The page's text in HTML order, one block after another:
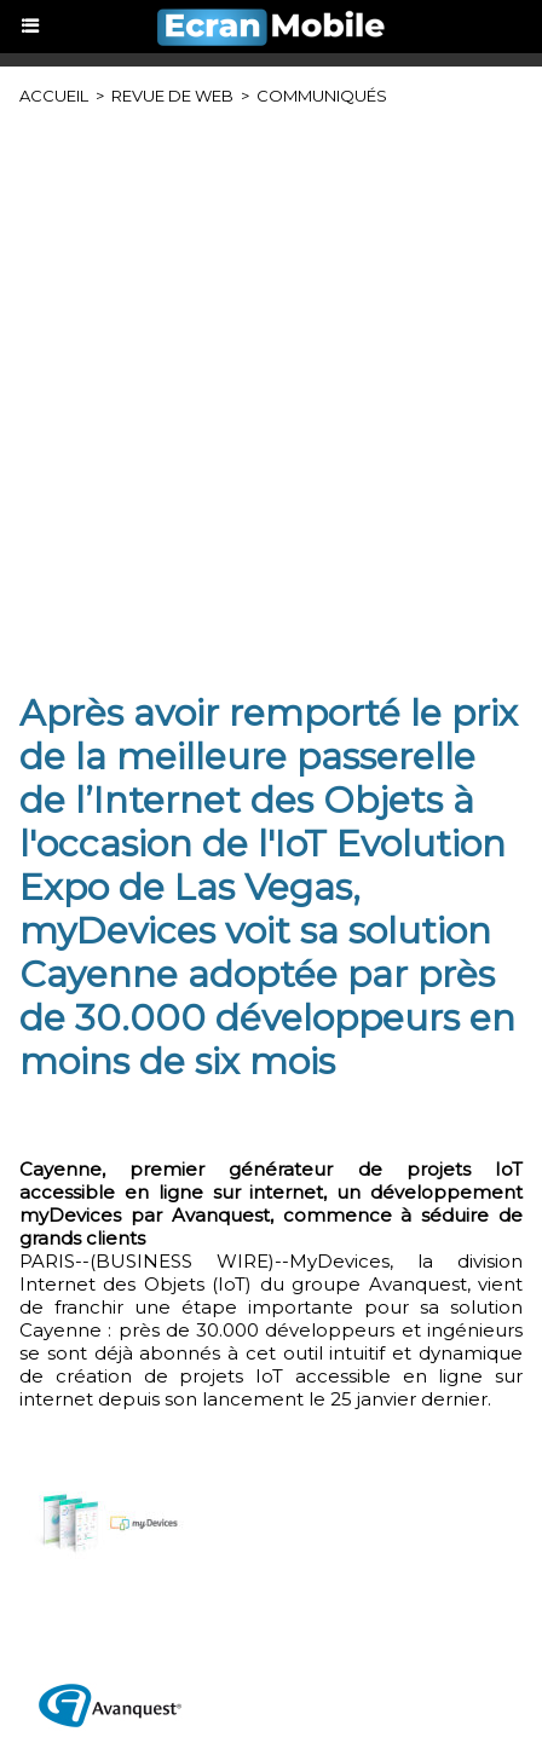
ACCUEIL > REVUE DE WEB > COMMUNIQUÉS
Après avoir remporté le prix
de la meilleure passerelle
de l’Internet des Objets à
l'occasion de l'IoT Evolution
Expo de Las Vegas,
myDevices voit sa solution
Cayenne adoptée par près
de 30.000 développeurs en
moins de six mois
Cayenne, premier générateur de projets IoT
accessible en ligne sur internet, un développement
myDevices par Avanquest, commence à séduire de
grands clients
PARIS--(BUSINESS WIRE)--MyDevices, la division
Internet des Objets (IoT) du groupe Avanquest, vient
de franchir une étape importante pour sa solution
Cayenne : près de 30.000 développeurs et ingénieurs
se sont déjà abonnés à cet outil intuitif et dynamique
de création de projets IoT accessible en ligne sur
internet depuis son lancement le 25 janvier dernier.